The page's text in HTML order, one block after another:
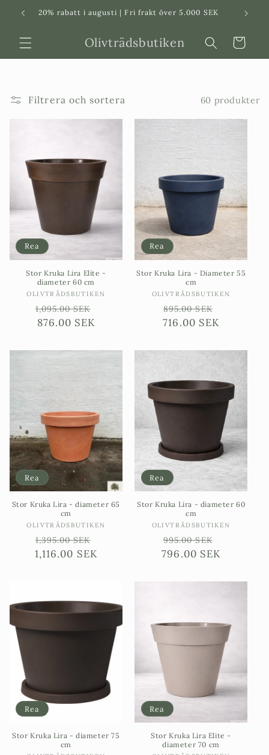
Svenska Dansk
20% rabatt i augusti | Fri frakt över 5.000 SEK
Olivträdsbutiken Varukorg
Filtrera och sortera 60 produkter
Rea
Stor Kruka Lira Elite -
diameter 60 cm
Säljare:
OLIVTRÄDSBUTIKEN
Ordinarie
pris
1,095.00 SEK
Försäljningspris
876.00 SEK
Rea
Stor Kruka Lira - Diameter 55
cm
Säljare:
OLIVTRÄDSBUTIKEN
Ordinarie
pris
895.00 SEK
716.00 SEK
Rea
Stor Kruka Lira - diameter 65
cm
Säljare:
OLIVTRÄDSBUTIKEN
Ordinarie
pris
1,395.00 SEK
Försäljningspris
1,116.00 SEK
Rea
Stor Kruka Lira - diameter 60
cm
Säljare:
OLIVTRÄDSBUTIKEN
Ordinarie
pris
995.00 SEK
796.00 SEK
Rea
Stor Kruka Lira - diameter 75
cm
Rea
Stor Kruka Lira Elite -
diameter 70 cm